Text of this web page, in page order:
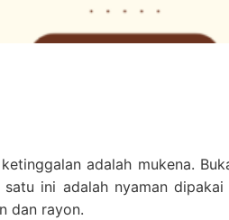
adalah mukena.
ini adalah nyaman
dan rayon.